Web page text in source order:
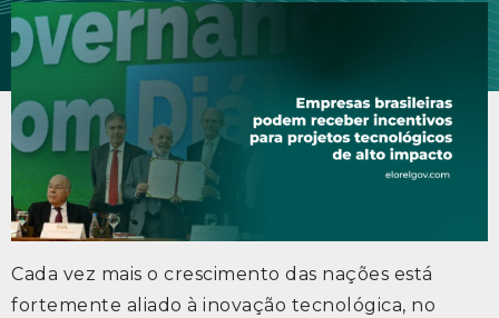
Cada vez mais o crescimento das nações está
fortemente aliado à inovação tecnológica, no